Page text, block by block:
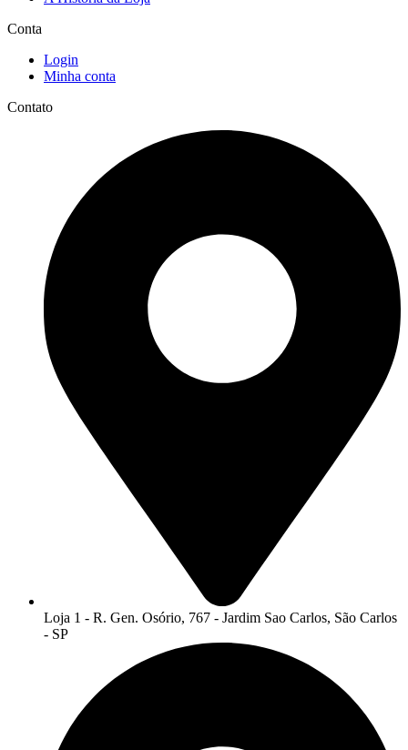
Conta
Login
Minha conta
Contato
Loja 1 - R. Gen. Osório, 767 - Jardim Sao Carlos, São Carlos
- SP